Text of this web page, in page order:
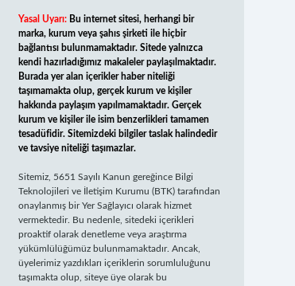
Yasal Uyarı: Bu internet sitesi, herhangi bir
marka, kurum veya şahıs şirketi ile hiçbir
bağlantısı bulunmamaktadır. Sitede yalnızca
kendi hazırladığımız makaleler paylaşılmaktadır.
Burada yer alan içerikler haber niteliği
taşımamakta olup, gerçek kurum ve kişiler
hakkında paylaşım yapılmamaktadır. Gerçek
kurum ve kişiler ile isim benzerlikleri tamamen
tesadüfidir. Sitemizdeki bilgiler taslak halindedir
ve tavsiye niteliği taşımazlar.
Sitemiz, 5651 Sayılı Kanun gereğince Bilgi
Teknolojileri ve İletişim Kurumu (BTK) tarafından
onaylanmış bir Yer Sağlayıcı olarak hizmet
vermektedir. Bu nedenle, sitedeki içerikleri
proaktif olarak denetleme veya araştırma
yükümlülüğümüz bulunmamaktadır. Ancak,
üyelerimiz yazdıkları içeriklerin sorumluluğunu
taşımakta olup, siteye üye olarak bu